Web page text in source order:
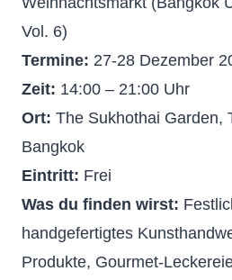
Vol. 6)
Termine: 27-28 Dezember
Zeit: 14:00 – 21:00 Uhr
Ort: The Sukhothai Garden,
Bangkok
Eintritt: Frei
Was du finden wirst:
handgefertigtes
Produkte, Gourmet-